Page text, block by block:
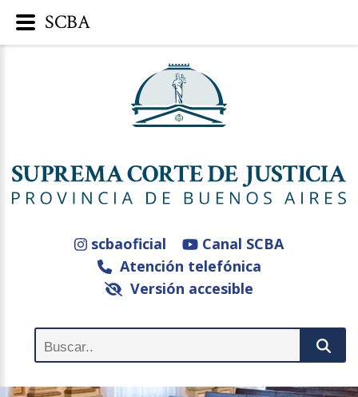
scbaoficial
Canal SCBA
Atención telefónica
Versión accesible
SCBA